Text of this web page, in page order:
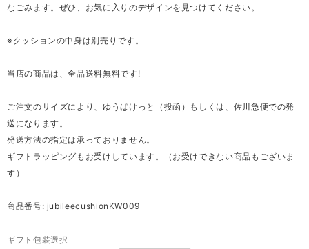
なごみます。ぜひ、お気に入りのデザインを見つけてください。
※クッションの中身は別売りです。
当店の商品は、全品送料無料です!
ご注文のサイズにより、ゆうぱけっと（投函）もしくは、佐川急便での発
送になります。
発送方法の指定は承っておりません。
ギフトラッピングもお受けしています。（お受けできない商品もございま
す）
商品番号: jubileecushionKW009
ギフト包装選択